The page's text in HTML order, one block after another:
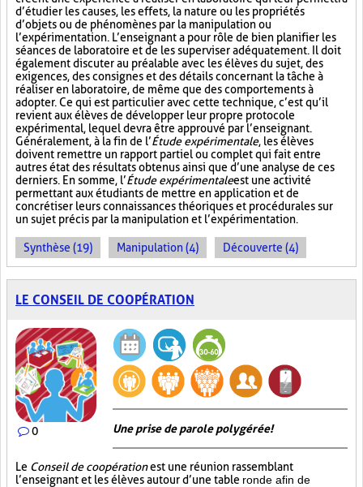
d’étudier les causes, les effets, la nature ou les propriétés
d’objets ou de phénomènes par la manipulation ou
l’expérimentation. L’enseignant a pour rôle de bien planifier les
séances de laboratoire et de les superviser adéquatement. Il doit
également discuter au préalable avec les élèves du sujet, des
exigences, des consignes et des détails concernant la tâche à
réaliser en laboratoire, de même que des comportements à
adopter. Ce qui est particulier avec cette technique, c’est qu’il
revient aux élèves de développer leur propre protocole
expérimental, lequel devra être approuvé par l’enseignant.
Généralement, à la fin de l’Étude expérimentale, les élèves
doivent remettre un rapport partiel ou complet qui fait entre
autres état des résultats obtenus ainsi que d’une analyse de ces
derniers. En somme, l’Étude expérimentaleest une activité
permettant aux étudiants de mettre en application et de
concrétiser leurs connaissances théoriques et procédurales sur
un sujet précis par la manipulation et l’expérimentation.
Synthèse (19) Manipulation (4) Découverte (4)
LE CONSEIL DE COOPÉRATION
0 Une prise de parole polygérée!
Le Conseil de coopérationest une réunion rassemblant
l’enseignant et les élèves autour d’une table ronde afin de